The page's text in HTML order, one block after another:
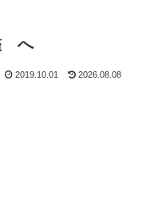
へ
2019.10.01 2026.08.08